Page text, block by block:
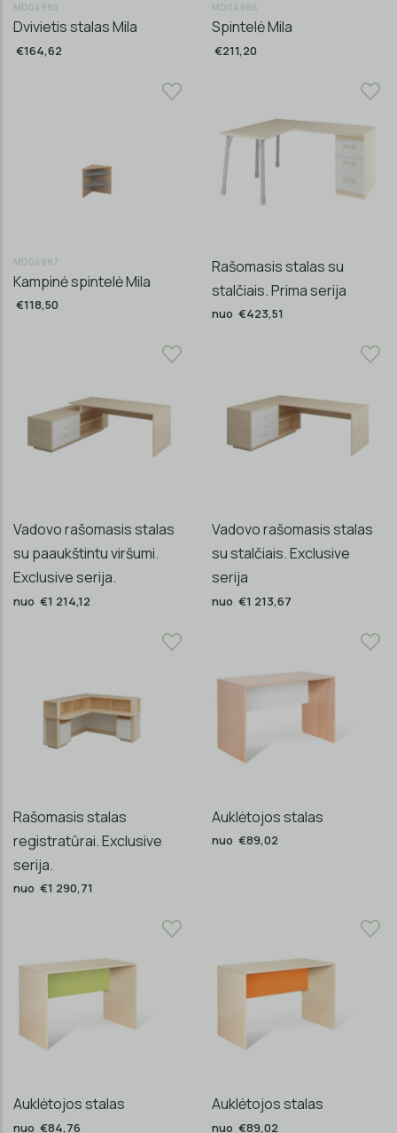
MD04985
Dvivietis stalas Mila
€164,62
MD04986
Spintelė Mila
€211,20
MD04987
Kampinė spintelė Mila
€118,50
Rašomasis stalas su
stalčiais. Prima serija
nuo €423,51
Vadovo rašomasis stalas
su paaukštintu viršumi.
Exclusive serija.
nuo €1 214,12
Vadovo rašomasis stalas
su stalčiais. Exclusive
serija
nuo €1 213,67
Rašomasis stalas
registratūrai. Exclusive
serija.
nuo €1 290,71
Auklėtojos stalas
nuo €89,02
Auklėtojos stalas
nuo €84,76
Auklėtojos stalas
nuo €89,02